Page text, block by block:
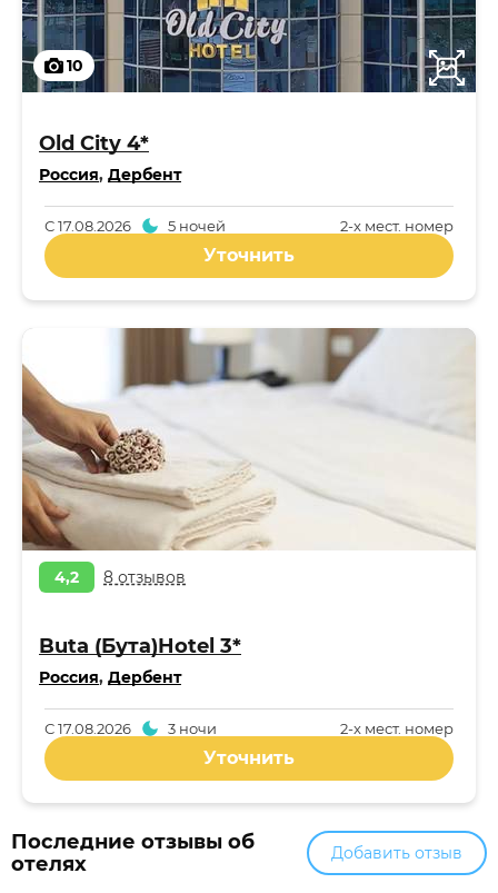
10
Old City 4*
Россия, Дербент
2-x мест. номер
С17.08.2026 5 ночей
Уточнить
4,2 8 отзывов
Buta (Бута)Hotel 3*
Россия, Дербент
2-x мест. номер
С17.08.2026 3 ночи
Уточнить
Последние отзывы об
отелях
Добавить отзыв